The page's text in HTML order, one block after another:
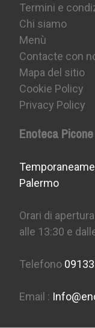
Termini e
Chi siamo
Menù
Contacte con
Mapa del sitio
Cookie Policy
Privacy Policy
Enoteca Picone
Palermo
Orari di
alle 13:30 e
Telefono
Email :